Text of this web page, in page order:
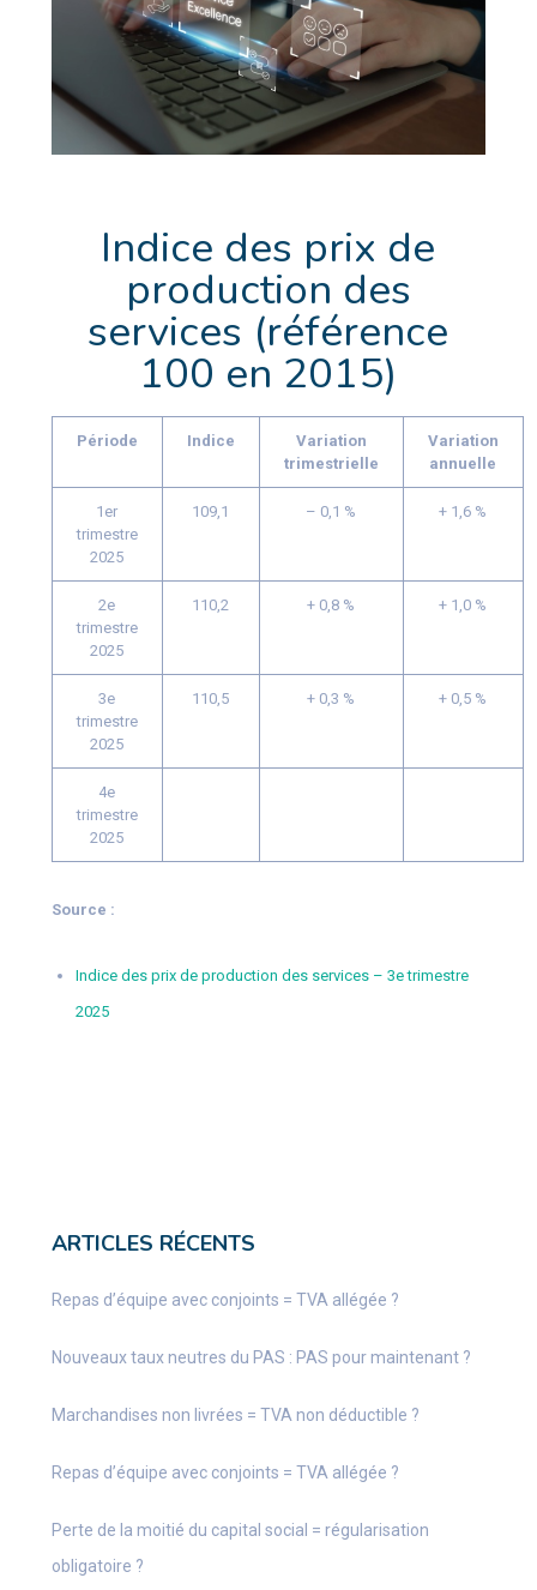
Indice des prix de
production des
services (référence
100 en 2015)
Période Indice
Variation
trimestrielle
Variation
annuelle
1er
trimestre
2025
109,1 – 0,1 % + 1,6 %
2e
trimestre
2025
110,2 + 0,8 % + 1,0 %
3e
trimestre
2025
110,5 + 0,3 % + 0,5 %
4e
trimestre
2025
Source :
Indice des prix de production des services – 3e trimestre
2025
ARTICLES RÉCENTS
Repas d’équipe avec conjoints = TVA allégée ?
Nouveaux taux neutres du PAS : PAS pour maintenant ?
Marchandises non livrées = TVA non déductible ?
Repas d’équipe avec conjoints = TVA allégée ?
Perte de la moitié du capital social = régularisation
obligatoire ?